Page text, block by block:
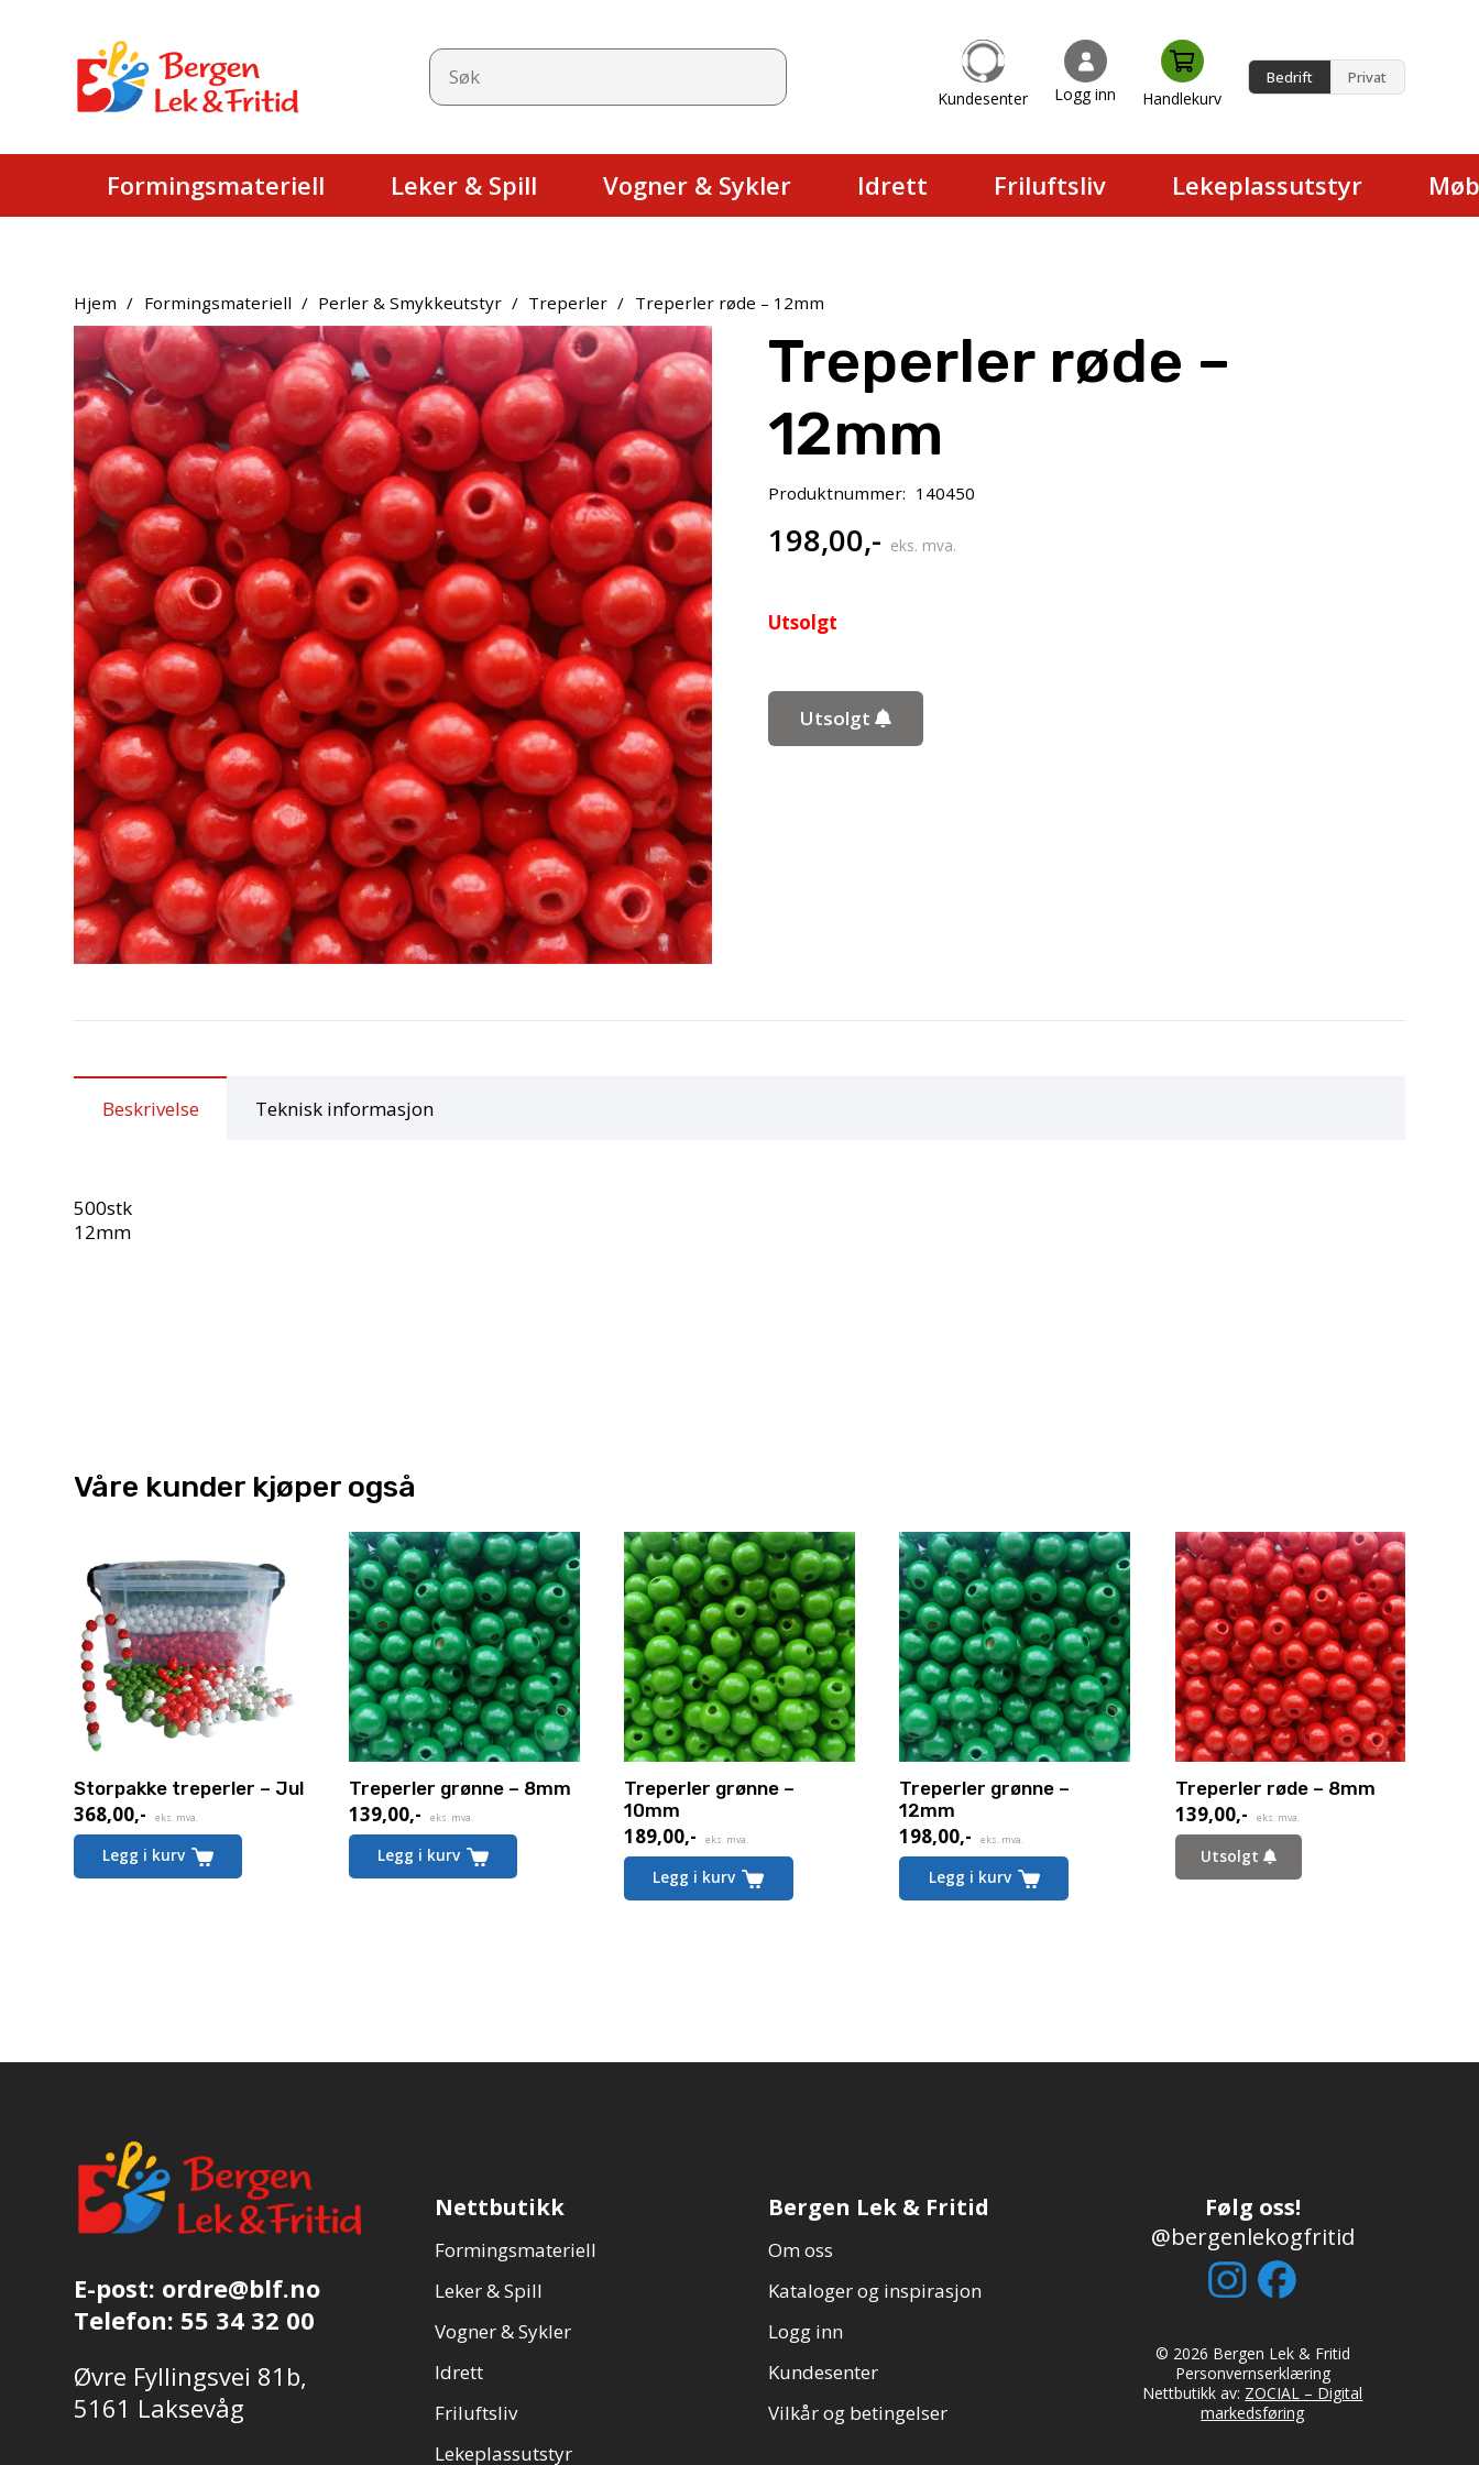
Kundesenter Logg inn Handlekurv
Bedrift Privat
Formingsmateriell Leker & Spill Vogner & Sykler Idrett Friluftsliv Lekeplassutstyr
Hjem / Formingsmateriell / Perler & Smykkeutstyr / Treperler / Treperler røde – 12mm
Treperler røde –
12mm
Produktnummer: 140450
198,00,- eks. mva.
Utsolgt
Utsolgt
Beskrivelse Teknisk informasjon
500stk
12mm
Våre kunder kjøper også
Storpakke treperler – Jul
368,00,- eks. mva.
Legg i kurv
Treperler grønne – 8mm
139,00,- eks. mva.
Legg i kurv
Treperler grønne –
10mm
189,00,- eks. mva.
Legg i kurv
Treperler grønne –
12mm
198,00,- eks. mva.
Legg i kurv
Treperler røde – 8mm
139,00,- eks. mva.
Utsolgt
E-post: ordre@blf.no
Telefon: 55 34 32 00
Øvre Fyllingsvei 81b,
5161 Laksevåg
Nettbutikk
Formingsmateriell
Leker & Spill
Vogner & Sykler
Idrett
Friluftsliv
Lekeplassutstyr
Bergen Lek & Fritid
Om oss
Kataloger og inspirasjon
Logg inn
Kundesenter
Vilkår og betingelser
Følg oss!
@bergenlekogfritid
© 2026 Bergen Lek & Fritid
Personvernserklæring
Nettbutikk av: ZOCIAL – Digital
markedsføring